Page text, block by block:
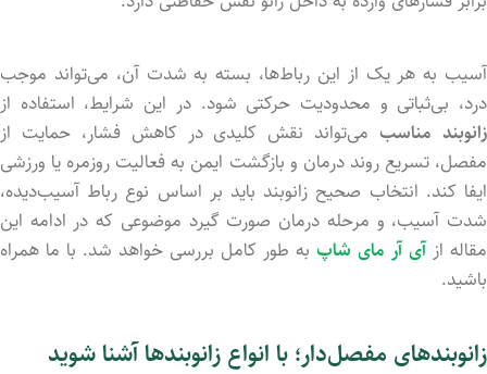
آسیب به هریک از این رباط‌ها، بسته به شدتآن، می‌تواند موجب
درد، بی‌ثباتی و محدودیت حرکتی شود.در این شرایط، استفاده از
زانوبند مناسب می‌تواند نقش کلیدیدر کاهشفشار،حمایت از
مفصل،تسریعرونددرمان و بازگشت ایمن بهفعالیت روزمره یا ورزشی
ایفا کند. انتخاب صحیح زانوبند باید بر اساس نوع رباط آسیب‌دیده،
شدت آسیب، و مرحله درمان صورت گیرد موضوعی که در ادامه این
مقاله ازآی آر مای شاپ به طور کامل بررسی خواهد شد. با ما همراه
باشید.
زانوبندهای مفصل‌دار؛ با انواع زانوبندها آشنا شوید